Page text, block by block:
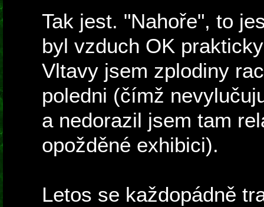
Tak jest. "Nahoře", to
byl vzduch OK
Vltavy jsem zplodiny
poledni (čímž
a nedorazil jsem tam
opožděné exhibici).
Letos se každopádně